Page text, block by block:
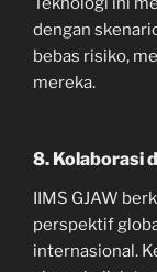
dengan
bebas risiko,
mereka.
8. Kolaborasi
IIMS GJAW
perspektif
internasional.